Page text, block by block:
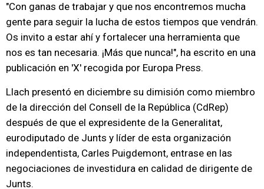
"Con ganas de trabajar y que nos encontremos mucha
gente para seguir la lucha de estos tiempos que vendrán.
Os invito a estar ahí y fortalecer una herramienta que
nos es tan necesaria. ¡Más que nunca!", ha escrito en una
publicación en 'X' recogida por Europa Press.
Llach presentó en diciembre su dimisión como miembro
de la dirección del Consell de la República (CdRep)
después de que el expresidente de la Generalitat,
eurodiputado de Junts y líder de esta organización
independentista, Carles Puigdemont, entrase en las
negociaciones de investidura en calidad de dirigente de
Junts.